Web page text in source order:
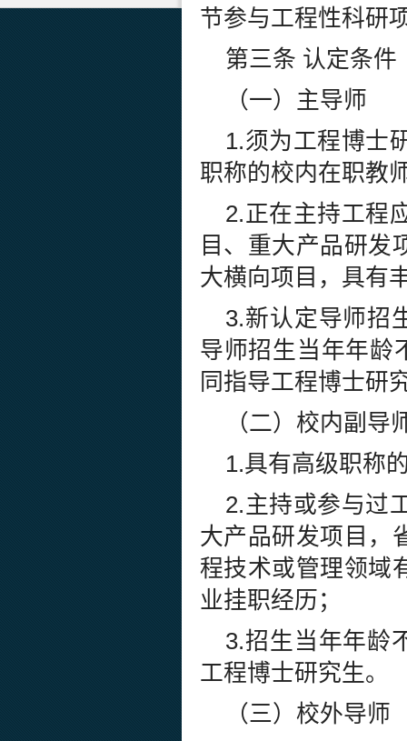
节参与工程性科研
第三条 认定条件
（一）主导师
1.须为工程博士
职称的校内在职教
2.正在主持工程
目、重大产品研发
大横向项目，具有
3.新认定导师招
导师招生当年年龄
同指导工程博士研
（二）校内副导
1.具有高级职称
2.主持或参与过
大产品研发项目，
程技术或管理领域
业挂职经历；
3.招生当年年龄
工程博士研究生。
（三）校外导师